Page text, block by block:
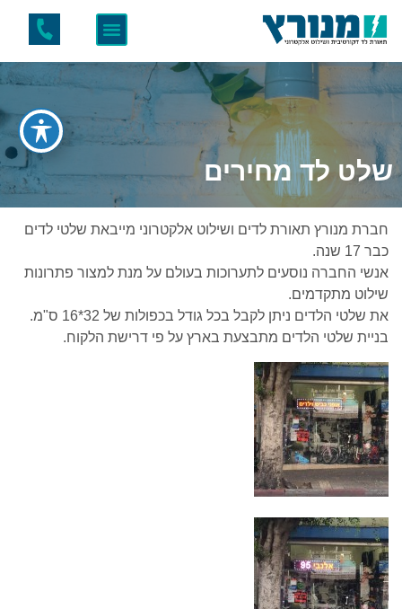
שלט לד מחירים
חברת מנורץ תאורת לדים ושילוט אלקטרוני מייבאת שלטי לדים
כבר 17 שנה.
אנשי החברה נוסעים לתערוכות בעולם על מנת למצור פתרונות
שילוט מתקדמים.
את שלטי הלדים ניתן לקבל בכל גודל בכפולות של 32*16 ס"מ.
בניית שלטי הלדים מתבצעת בארץ על פי דרישת הלקוח.